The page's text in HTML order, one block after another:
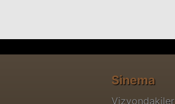
Sinema
Vizyondakiler